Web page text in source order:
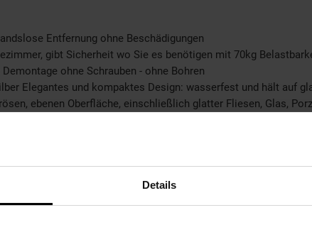
Details
Entfernung ohne Beschädigungen
gibt Sicherheit wo Sie es benötigen mit 70kg
ohne Schrauben - ohne Bohren
Elegantes und kompaktes Design: wasserfest und hält auf
ebenen Oberfläche, einschließlich glatter Fliesen, Glas,
S. L. | Av. dels Països Catalans, 34, 8a planta, 08950